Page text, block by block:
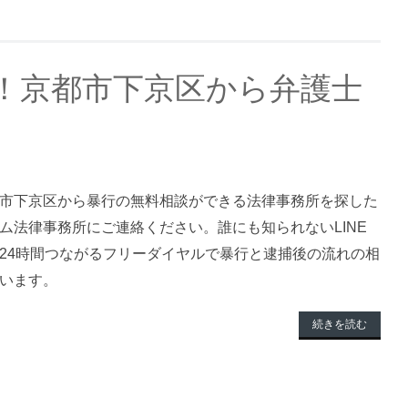
京都市下京区から弁護士
下京区から暴行の無料相談ができる法律事務所を探した
法律事務所にご連絡ください。誰にも知られないLINE
時間つながるフリーダイヤルで暴行と逮捕後の流れの相
ます。
続きを読む